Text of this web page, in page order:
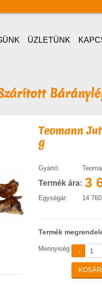
ÜZLETÜNK
Teomann
g
Gyártó:
Termék ára: 3
Egységár: 14
Termék
Mennyiség: -